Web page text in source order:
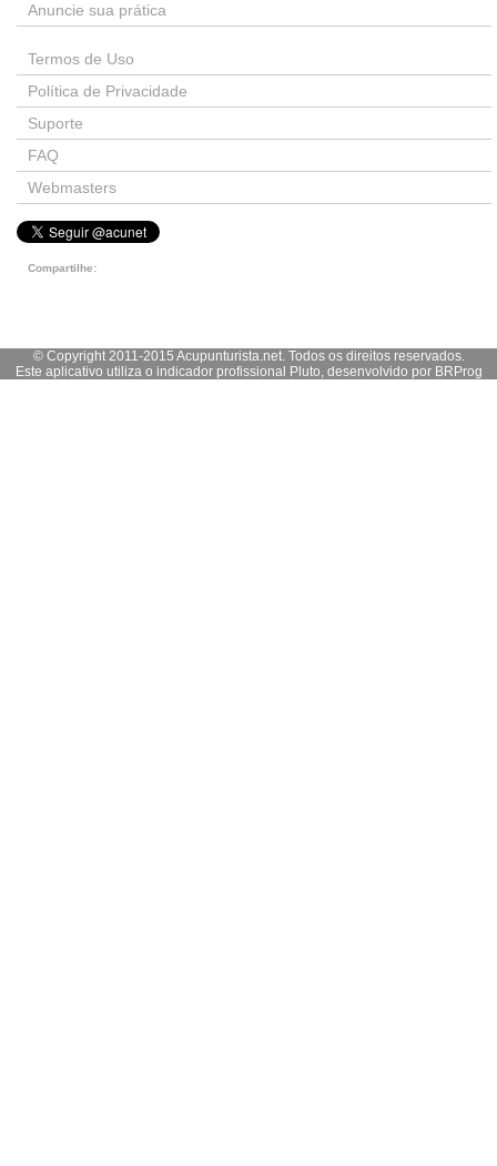
Anuncie sua prática
Termos de Uso
Política de Privacidade
Suporte
FAQ
Webmasters
Compartilhe:
© Copyright 2011-2015 Acupunturista.net. Todos os direitos reservados.
Este aplicativo utiliza o indicador profissional Pluto, desenvolvido por BRProg